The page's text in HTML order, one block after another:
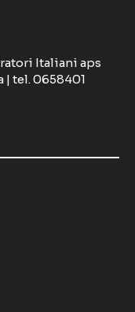
Italiani aps
| tel. 0658401